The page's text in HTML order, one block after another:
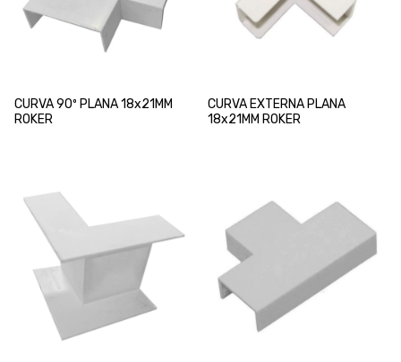
CURVA 90º PLANA 18x21MM
ROKER
CURVA EXTERNA PLANA
18x21MM ROKER